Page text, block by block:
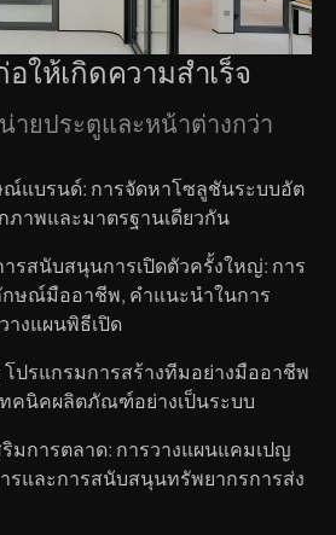
อให้เกิดความสำเร็จ
ยประตูและหน้าต่างกว่า
แบรนด์: การจัดหาโซลูชันระบบอัต
าพและมาตรฐานเดียวกัน
รสนับสนุนการเปิดตัวครั้งใหญ่: การ
ษณ์มืออาชีพ, คำแนะนำในการ
างแผนพิธีเปิด
ปรแกรมการสร้างทีมอย่างมืออาชีพ
คนิคผลิตภัณฑ์อย่างเป็นระบบ
มการตลาด: การวางแผนแคมเปญ
รและการสนับสนุนทรัพยากรการส่ง